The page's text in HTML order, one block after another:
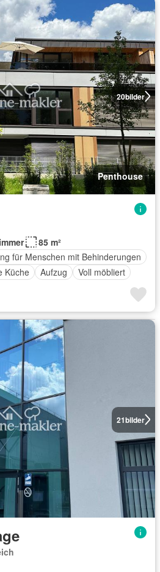
20bilder
Penthouse
85 m²
für Menschen mit Behinderungen
Küche Aufzug Voll möbliert
21bilder